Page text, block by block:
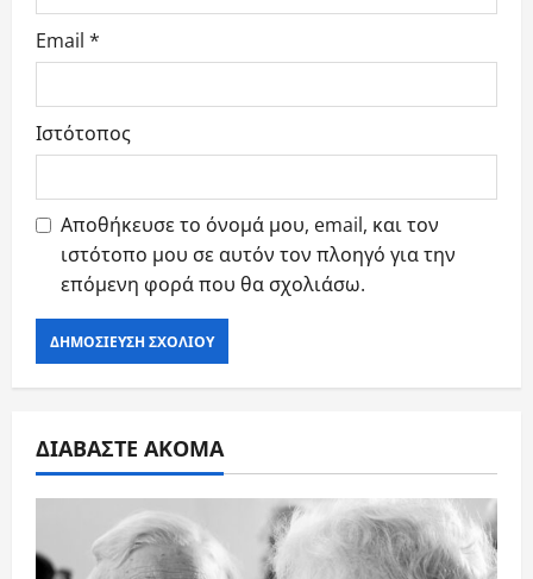
Email *
Ιστότοπος
Αποθήκευσε το όνομά μου, email, και τον
ιστότοπο μου σε αυτόν τον πλοηγό για την
επόμενη φορά που θα σχολιάσω.
ΔΙΑΒΑΣΤΕ ΑΚΟΜΑ